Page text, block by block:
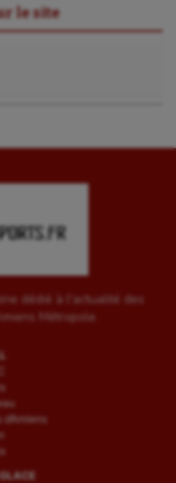
le site
dédié à l'actualité des
Métropole.